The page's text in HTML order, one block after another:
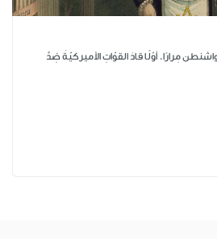
مِرارًا. أوّلًا قادَ القوّاتِ الأميركيّةَ ضِدَّ